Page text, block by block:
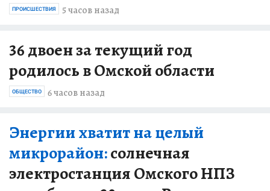
5 часов назад
ПРОИСШЕСТВИЯ
36 двоен за текущий год
родилось в Омской области
6 часов назад
ОБЩЕСТВО
Энергии хватит на целый
микрорайон:солнечная
электростанция Омского НПЗ